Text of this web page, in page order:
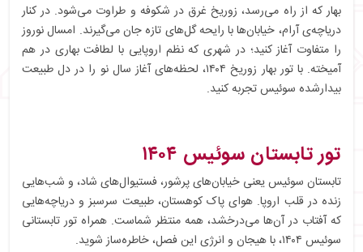
بهار که از راه می‌رسد، زوریخ غرق در شکوفه و طراوت می‌شود. در کنار
دریاچه‌ی آرام، خیابان‌ها با رایحه گل‌های تازه جان می‌گیرند. امسال نوروز
را متفاوت آغاز کنید؛ در شهری که نظم اروپایی با لطافت بهاری در هم
آمیخته. با تور بهار زوریخ ۱۴۰۴، لحظه‌های آغاز سال نو را در دل طبیعت
بیدارشده سوئیس تجربه کنید.
تور تابستان سوئیس ۱۴۰۴
تابستان سوئیس یعنی خیابان‌های پرشور، فستیوال‌های شاد، و شب‌هایی
زنده در قلب اروپا. هوای پاک کوهستان، طبیعت سرسبز و دریاچه‌هایی
که آفتاب در آن‌ها می‌درخشد، همه منتظر شماست. همراه تور تابستانی
سوئیس ۱۴۰۴، با هیجان و انرژی این فصل، خاطره‌ساز شوید.